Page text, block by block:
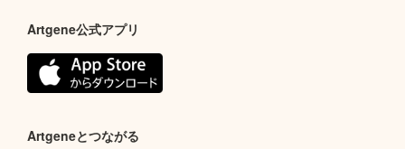
Artgene公式アプリ
Artgeneとつながる